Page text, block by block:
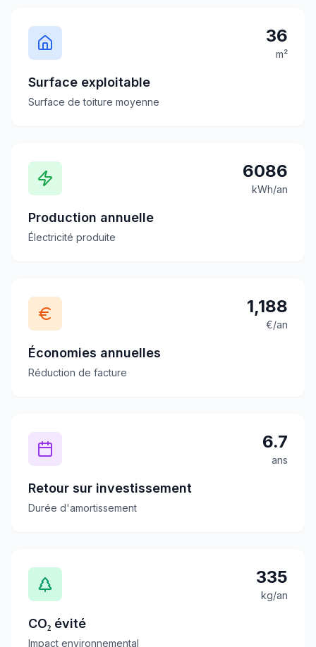
36
m²
Surface exploitable
Surface de toiture moyenne
6086
kWh/an
Production annuelle
Électricité produite
1,188
€/an
Économies annuelles
Réduction de facture
6.7
ans
Retour sur investissement
Durée d'amortissement
335
kg/an
CO₂ évité
Impact environnemental